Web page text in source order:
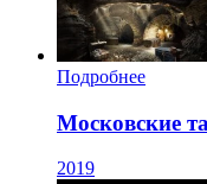
Подробнее
Московские
2019